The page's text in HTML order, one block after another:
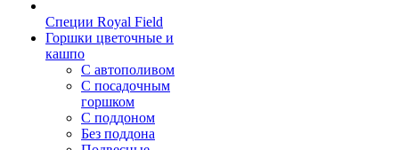
Специи Royal Field
Горшки цветочные и
кашпо
С автополивом
С посадочным
горшком
С поддоном
Без поддона